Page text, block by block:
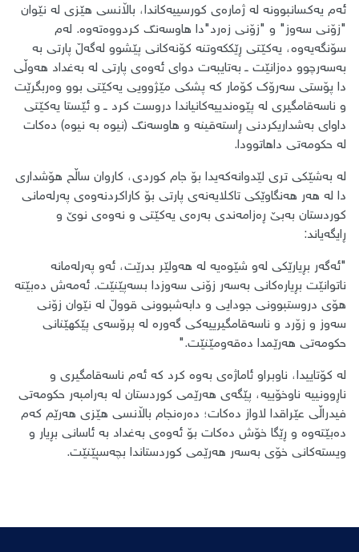
​ئەم یەکسانبوونە لە ژمارەی کورسییەکاندا، باڵانسی هێزی لە نێوان
"زۆنی سەوز" و "زۆنی زەرد"دا هاوسەنگ کردووەتەوە. لەم
سۆنگەیەوە، یەکێتی ڕێککەوتنە کۆنەکانی پێشوو لەگەڵ پارتی بە
بەسەرچوو دەزانێت ــ بەتایبەت دوای ئەوەی پارتی لە بەغداد هەوڵی
دا پۆستی سەرۆک کۆمار کە پشکی مێژوویی یەکێتی بوو وەربگرێت
و ناسەقامگیری لە پێوەندییەکانیاندا دروست کرد ــ و ئێستا یەکێتی
داوای بەشداریکردنی ڕاستەقینە و هاوسەنگ (نیوە بە نیوە) دەکات
لە حکومەتی داهاتوودا.
​لە بەشێکی تری لێدوانەکەیدا بۆ جام کوردی، کاروان ساڵح هۆشداری
دا لە هەر هەنگاوێکی تاکلایەنەی پارتی بۆ کاراکردنەوەی پەرلەمانی
کوردستان بەبێ ڕەزامەندی بەرەی یەکێتی و نەوەی نوێ و
ڕایگەیاند:
​"ئەگەر بڕیارێکی لەو شێوەیە لە هەولێر بدرێت، ئەو پەرلەمانە
ناتوانێت بڕیارەکانی بەسەر زۆنی سەوزدا بسەپێنێت. ئەمەش دەبێتە
هۆی دروستبوونی جودایی و دابەشبوونی قووڵ لە نێوان زۆنی
سەوز و زۆرد و ناسەقامگیرییەکی گەورە لە پرۆسەی پێکهێنانی
حکومەتی هەرێمدا دەقەومێنێت."
​لە کۆتاییدا، ناوبراو ئاماژەی بەوە کرد کە ئەم ناسەقامگیری و
ناڕوونییە ناوخۆییە، پێگەی هەرێمی کوردستان لە بەرامبەر حکومەتی
فیدراڵی عێراقدا لاواز دەکات؛ دەرەنجام باڵانسی هێزی هەرێم کەم
دەبێتەوە و ڕێگا خۆش دەکات بۆ ئەوەی بەغداد بە ئاسانی بڕیار و
ویستەکانی خۆی بەسەر هەرێمی کوردستاندا بچەسپێنێت.